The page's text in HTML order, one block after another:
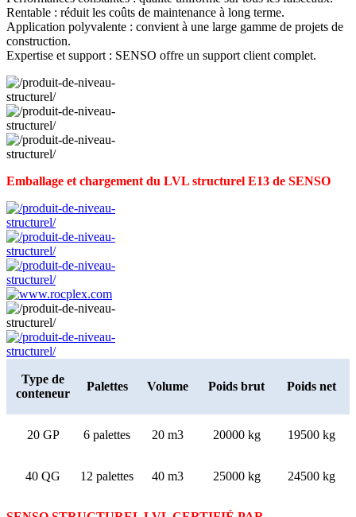
Rentable : réduit les coûts de maintenance à long terme.
Application polyvalente : convient à une large gamme de projets de
construction.
Expertise et support : SENSO offre un support client complet.
Emballage et chargement du LVL structurel E13 de SENSO
Type de
conteneur
Palettes Volume Poids brut Poids net
20 GP 6 palettes 20 m3 20000 kg 19500 kg
40 QG 12 palettes 40 m3 25000 kg 24500 kg